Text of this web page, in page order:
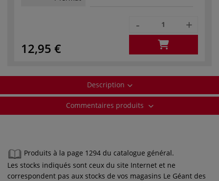
12,95 €
- +
Description
Commentaires produits
Produits à la page 1294 du catalogue général.
Les stocks indiqués sont ceux du site Internet et ne
correspondent pas aux stocks de vos magasins Le Géant des